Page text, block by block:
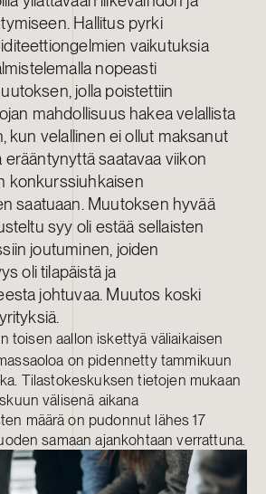
Hallitus pyrki
vaikutuksia
nopeasti
jolla poistettiin
mahdollisuus hakea velallista
kun velallinen ei ollut maksanut
erääntynyttä saatavaa viikon
konkurssiuhkaisen
saatuaan. Muutoksen hyvää
syy oli estää sellaisten
joutuminen, joiden
oli tilapäistä ja
johtuvaa. Muutos koski
toisen aallon iskettyä väliaikaisen
on pidennetty tammikuun
Tilastokeskuksen tietojen mukaan
välisenä aikana
määrä on pudonnut lähes 17
samaan ajankohtaan verrattuna.